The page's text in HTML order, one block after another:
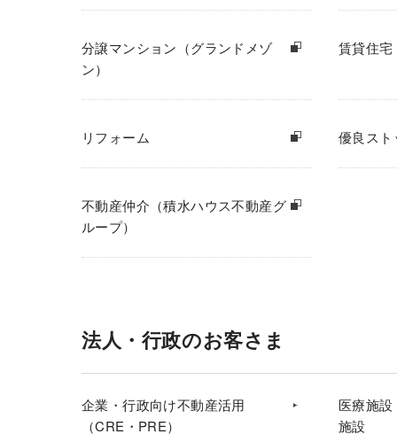
分譲マンション（グランドメゾ
ン）
賃貸住
リフォーム 優良ス
不動産仲介（積水ハウス不動産グ
ループ）
法人・行政のお客さま
企業・行政向け不動産活用
（CRE・PRE）
医療施
施設